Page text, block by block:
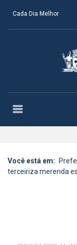
Cada Dia Melhor
Você está em:
terceiriza merenda